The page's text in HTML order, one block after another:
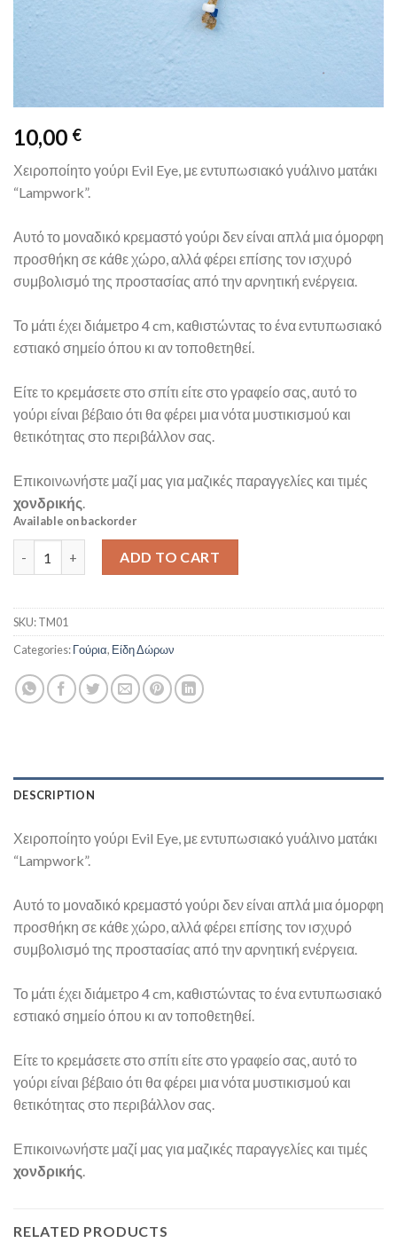
10,00 €
Χειροποίητο γούρι Evil Eye, με εντυπωσιακό γυάλινο ματάκι
“Lampwork”.
Αυτό το μοναδικό κρεμαστό γούρι δεν είναι απλά μια όμορφη
προσθήκη σε κάθε χώρο, αλλά φέρει επίσης τον ισχυρό
συμβολισμό της προστασίας από την αρνητική ενέργεια.
Το μάτι έχει διάμετρο 4 cm, καθιστώντας το ένα εντυπωσιακό
εστιακό σημείο όπου κι αν τοποθετηθεί.
Είτε το κρεμάσετε στο σπίτι είτε στο γραφείο σας, αυτό το
γούρι είναι βέβαιο ότι θα φέρει μια νότα μυστικισμού και
θετικότητας στο περιβάλλον σας.
Επικοινωνήστε μαζί μας για μαζικές παραγγελίες και τιμές
χονδρικής.
Available on backorder
ADD TO CART
SKU:TM01
Categories:Γούρια, Είδη Δώρων
DESCRIPTION
Χειροποίητο γούρι Evil Eye, με εντυπωσιακό γυάλινο ματάκι
“Lampwork”.
Αυτό το μοναδικό κρεμαστό γούρι δεν είναι απλά μια όμορφη
προσθήκη σε κάθε χώρο, αλλά φέρει επίσης τον ισχυρό
συμβολισμό της προστασίας από την αρνητική ενέργεια.
Το μάτι έχει διάμετρο 4 cm, καθιστώντας το ένα εντυπωσιακό
εστιακό σημείο όπου κι αν τοποθετηθεί.
Είτε το κρεμάσετε στο σπίτι είτε στο γραφείο σας, αυτό το
γούρι είναι βέβαιο ότι θα φέρει μια νότα μυστικισμού και
θετικότητας στο περιβάλλον σας.
Επικοινωνήστε μαζί μας για μαζικές παραγγελίες και τιμές
χονδρικής.
RELATED PRODUCTS